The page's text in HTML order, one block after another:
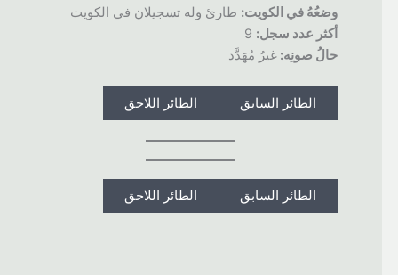
وضعُهُفي الكويت:طارئ وله تسجيلان في الكويت
أكثر عدد سجل:9
حالُ صونِه: غيرُ مُهَدَّد
الطائر السابق الطائر اللاحق
الطائر السابق الطائر اللاحق